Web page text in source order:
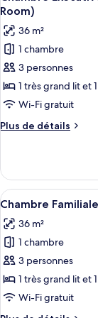
une
place
chambre
Chambre
Standard,
2
lits
une
place
toutes
les
photos
pour
ce
type
de
chambre :
Chambre
1
très
grand
lit
et
canapé-
lit
(Family
Room)
36 m²
1 chambre
3 personnes
1 très grand lit et
Wi-Fi gratuit
Plus de détails
Plus
le
type
de
Chambre
Exécutive,
très
grand
lit
et
Afficher
toutes
les
photos
pour
ce
type
7
Chambre
36 m²
1 chambre
3 personnes
1 très grand lit et
Wi-Fi gratuit